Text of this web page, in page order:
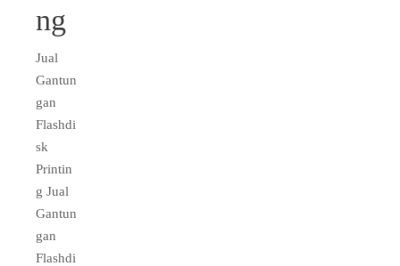
ng
Jual
Gantun
gan
Flashdi
sk
Printin
g Jual
Gantun
gan
Flashdi